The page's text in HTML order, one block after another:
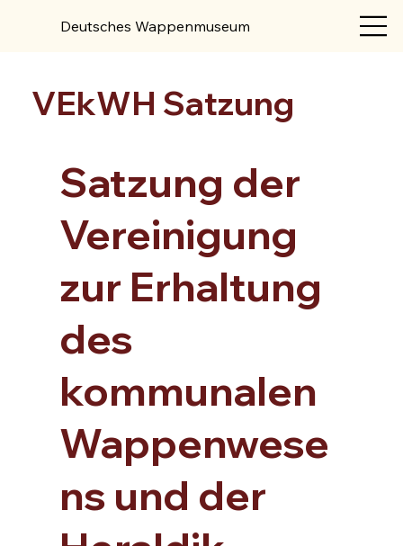
Deutsches Wappenmuseum
VEkWH Satzung
Satzung der
Vereinigung
zur Erhaltung
des
kommunalen
Wappenwese
ns und der